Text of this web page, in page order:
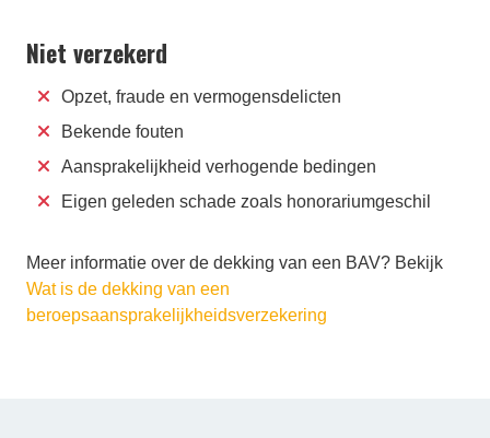
Niet verzekerd
Opzet, fraude en vermogensdelicten
Bekende fouten
Aansprakelijkheid verhogende bedingen
Eigen geleden schade zoals honorariumgeschil
Meer informatie over de dekking van een BAV? Bekijk
Wat is de dekking van een
beroepsaansprakelijkheidsverzekering